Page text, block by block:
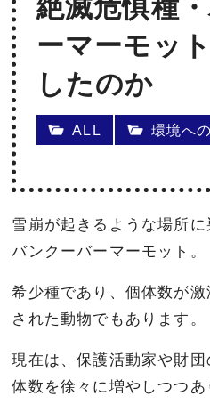
絶滅危惧種
ーマーモッ
したのか
ALL
環境へ
雪崩が起きるような場所
バンクーバーマーモット。
希少種であり、個体数が
された動物でもあります。
現在は、保護活動家や財
体数を徐々に増やしつつ